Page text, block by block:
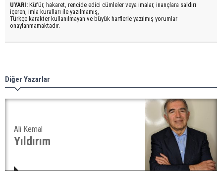
UYARI: Küfür, hakaret, rencide edici cümleler veya imalar, inançlara saldırı
içeren, imla kuralları ile yazılmamış,
Türkçe karakter kullanılmayan ve büyük harflerle yazılmış yorumlar
onaylanmamaktadır.
Diğer Yazarlar
Ali Kemal
Yıldırım